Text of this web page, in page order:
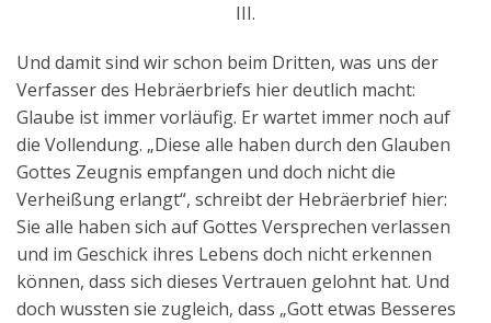
III.
Und damit sind wir schon beim Dritten, was uns der
Verfasser des Hebräerbriefs hier deutlich macht:
Glaube ist immer vorläufig. Er wartet immer noch auf
die Vollendung. „Diese alle haben durch den Glauben
Gottes Zeugnis empfangen und doch nicht die
Verheißung erlangt“, schreibt der Hebräerbrief hier:
Sie alle haben sich auf Gottes Versprechen verlassen
und im Geschick ihres Lebens doch nicht erkennen
können, dass sich dieses Vertrauen gelohnt hat. Und
doch wussten sie zugleich, dass „Gott etwas Besseres